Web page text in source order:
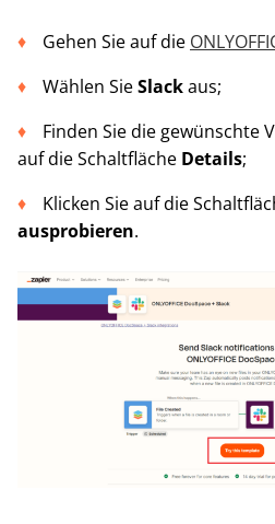
Gehen Sie auf die
Wählen SieSlackaus;
Finden Sie die gewünschte
auf die Schaltfläche Details;
Klicken Sie auf die
ausprobieren.